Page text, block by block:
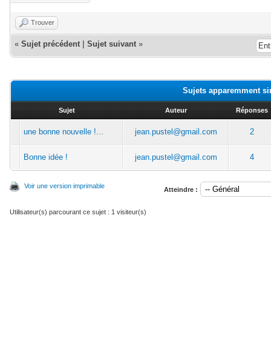
Trouver
« Sujet précédent Sujet suivant »
Sujets apparemment
Sujet Auteur Réponses
une bonne nouvelle !... jean.pustel@gmail.com 2
Bonne idée ! jean.pustel@gmail.com 4
Voir une version imprimable Atteindre :
Utilisateur(s) parcourant ce sujet : 1 visiteur(s)